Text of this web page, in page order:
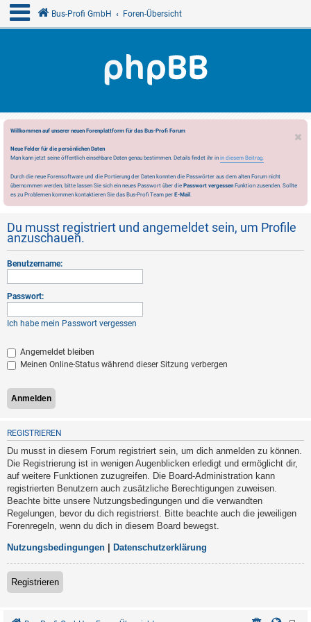
Bus-Profi GmbH Foren-Übersicht
Willkommen auf unserer neuen Forenplattform für das Bus-Profi Forum
Neue Felder für die persönlichen Daten
Man kann jetzt seine öffentlich einsehbare Daten genau bestimmen. Details findet ihr in in diesem Beitrag.
Durch die neue Forensoftware und die Portierung der Daten konnten die Passwörter aus dem alten Forum nicht
übernommen werden, bitte lassen Sie sich ein neues Passwort über die Passwort vergessen Funktion zusenden. Sollte
es zu Problemen kommen kontaktieren Sie das Bus-Profi Team per E-Mail.
Du musst registriert und angemeldet sein, um Profile
anzuschauen.
Benutzername:
Passwort:
Ich habe mein Passwort vergessen
Angemeldet bleiben
Meinen Online-Status während dieser Sitzung verbergen
REGISTRIEREN
Du musst in diesem Forum registriert sein, um dich anmelden zu können.
Die Registrierung ist in wenigen Augenblicken erledigt und ermöglicht dir,
auf weitere Funktionen zuzugreifen. Die Board-Administration kann
registrierten Benutzern auch zusätzliche Berechtigungen zuweisen.
Beachte bitte unsere Nutzungsbedingungen und die verwandten
Regelungen, bevor du dich registrierst. Bitte beachte auch die jeweiligen
Forenregeln, wenn du dich in diesem Board bewegst.
Nutzungsbedingungen Datenschutzerklärung
Registrieren